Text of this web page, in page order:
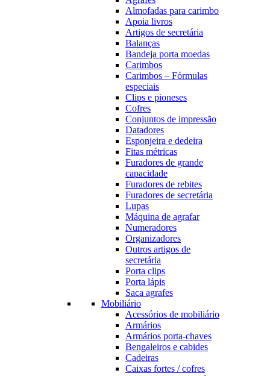
Almofadas para carimbo
Apoia livros
Artigos de secretária
Balanças
Bandeja porta moedas
Carimbos
Carimbos – Fórmulas
especiais
Clips e pioneses
Cofres
Conjuntos de impressão
Datadores
Esponjeira e dedeira
Fitas métricas
Furadores de grande
capacidade
Furadores de rebites
Furadores de secretária
Lupas
Máquina de agrafar
Numeradores
Organizadores
Outros artigos de
secretária
Porta clips
Porta lápis
Saca agrafes
Mobiliário
Acessórios de mobiliário
Armários
Armários porta-chaves
Bengaleiros e cabides
Cadeiras
Caixas fortes / cofres